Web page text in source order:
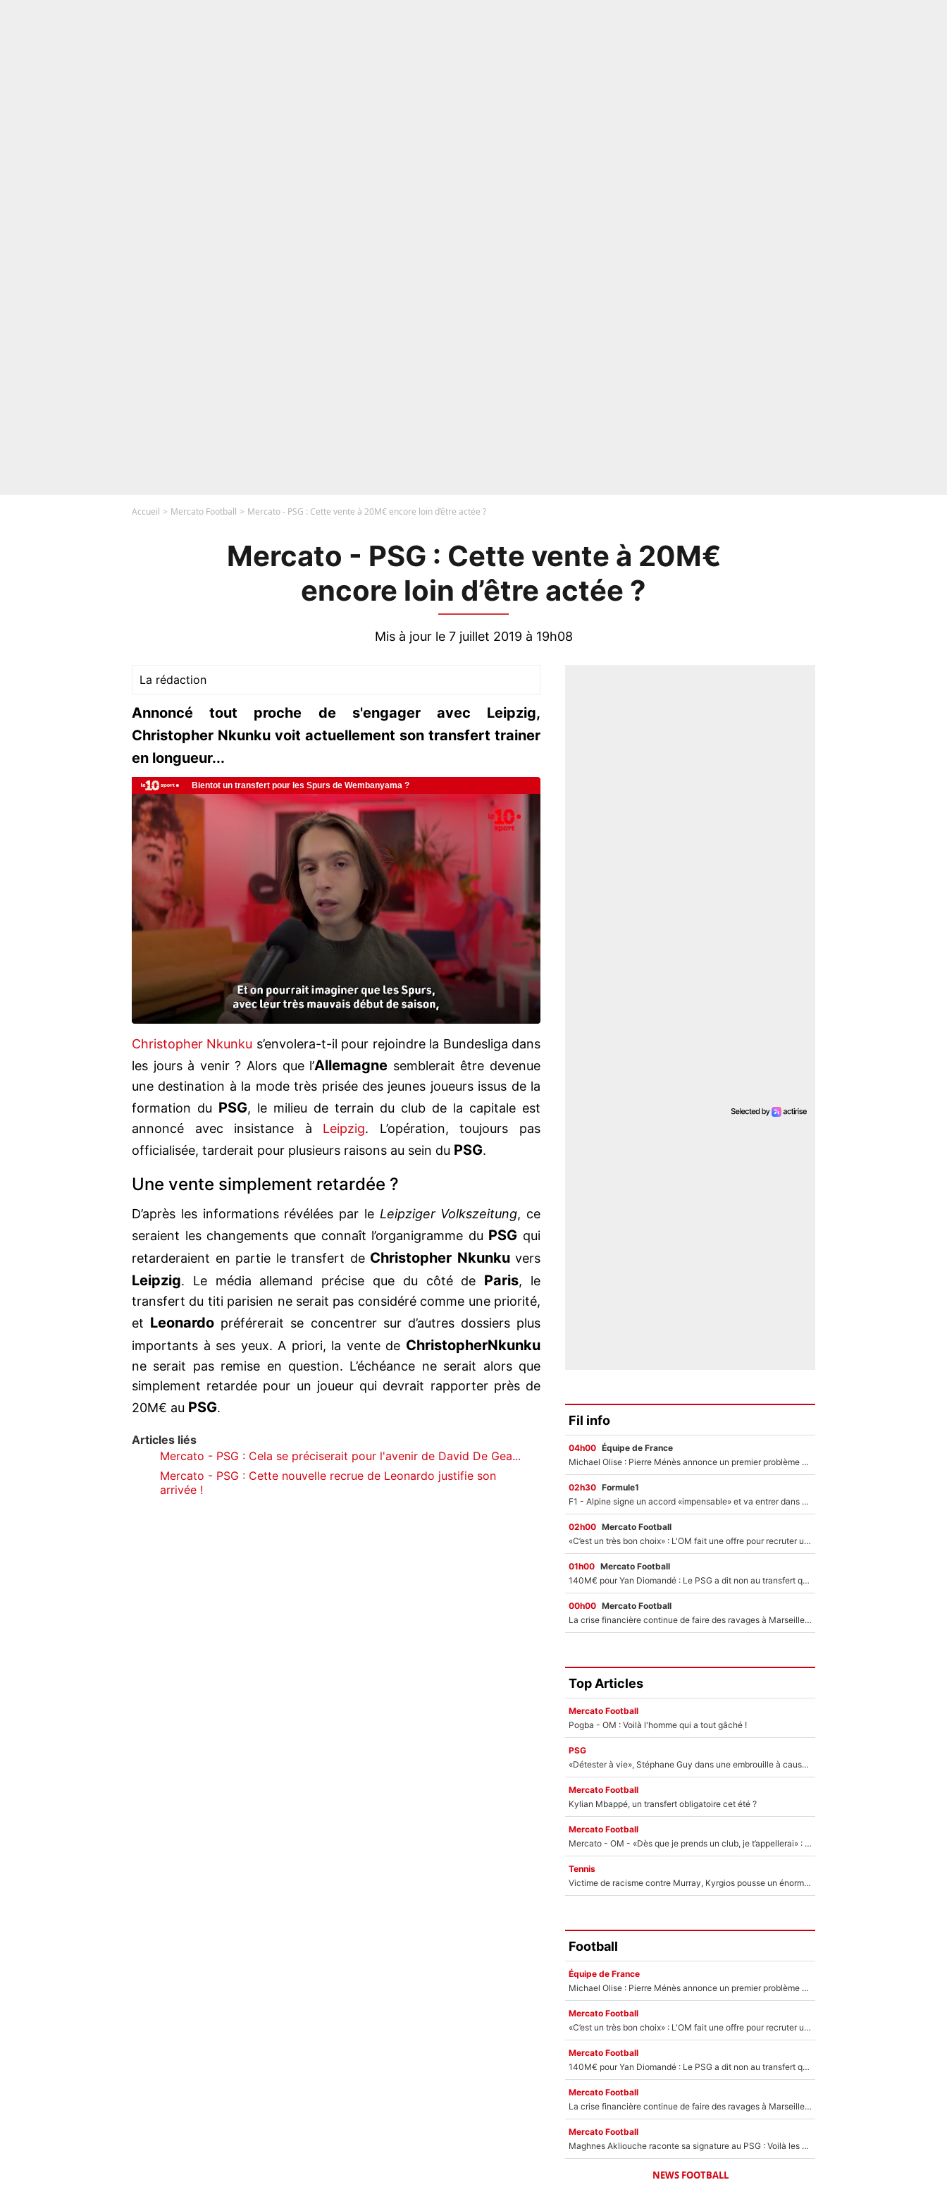
Accueil Mercato Football Mercato - PSG : Cette vente à 20M€ encore loin d’être actée ?
Mercato - PSG : Cette vente à 20M€
encore loin d’être actée ?
Mis à jour le 7 juillet 2019 à 19h08
La rédaction
Annoncé tout proche de s'engager avec Leipzig,
Christopher Nkunku voit actuellement son transfert trainer
en longueur...
Christopher Nkunku s’envolera-t-il pour rejoindre la Bundesliga dans
les jours à venir ? Alors que l’Allemagne semblerait être devenue
une destination à la mode très prisée des jeunes joueurs issus de la
formation du PSG, le milieu de terrain du club de la capitale est
annoncé avec insistance à Leipzig. L’opération, toujours pas
officialisée, tarderait pour plusieurs raisons au sein du PSG.
Une vente simplement retardée ?
D’après les informations révélées par le Leipziger Volkszeitung, ce
seraient les changements que connaît l’organigramme du PSG qui
retarderaient en partie le transfert de Christopher Nkunkuvers
Leipzig. Le média allemand précise que du côté de Paris, le
transfert du titi parisien ne serait pas considéré comme une priorité,
et Leonardo préférerait se concentrer sur d’autres dossiers plus
importants à ses yeux. A priori, la vente de ChristopherNkunku
ne serait pas remise en question. L’échéance ne serait alors que
simplement retardée pour un joueur qui devrait rapporter près de
20M€ au PSG.
Articles liés
Mercato - PSG : Cela se préciserait pour l'avenir de David De Gea...
Mercato - PSG : Cette nouvelle recrue de Leonardo justifie son
arrivée !
Fil info
04h00 Équipe de France
Michael Olise : Pierre Ménès annonce un premier problème pour Zinedine Zidane en équipe de France
02h30 Formule1
F1 - Alpine signe un accord «impensable» et va entrer dans une nouvelle dimension : Grande nouvelle pour Pierre Gasly !
02h00 Mercato Football
«C’est un très bon choix» : L'OM fait une offre pour recruter un ancien joueur du PSG... et c'est validé dans l'After Foot !
01h00 Mercato Football
140M€ pour Yan Diomandé : Le PSG a dit non au transfert qui bat tous les records sur le mercato
00h00 Mercato Football
La crise financière continue de faire des ravages à Marseille : L’OM a placé 12 joueurs sur le marché des transferts… et ça pourrait lui rapporter près de 100M€ !
Top Articles
Mercato Football
Pogba - OM : Voilà l'homme qui a tout gâché !
PSG
«Détester à vie», Stéphane Guy dans une embrouille à cause du PSG !
Mercato Football
Kylian Mbappé, un transfert obligatoire cet été ?
Mercato Football
Mercato - OM - «Dès que je prends un club, je t’appellerai» : La promesse de Marcelino au moment de claquer la porte
Tennis
Victime de racisme contre Murray, Kyrgios pousse un énorme coup de gueule !
Football
Équipe de France
Michael Olise : Pierre Ménès annonce un premier problème pour Zinedine Zidane en équipe de France
Mercato Football
«C’est un très bon choix» : L'OM fait une offre pour recruter un ancien joueur du PSG... et c'est validé dans l'After Foot !
Mercato Football
140M€ pour Yan Diomandé : Le PSG a dit non au transfert qui bat tous les records sur le mercato
Mercato Football
La crise financière continue de faire des ravages à Marseille : L’OM a placé 12 joueurs sur le marché des transferts… et ça pourrait lui rapporter près de 100M€ !
Mercato Football
Maghnes Akliouche raconte sa signature au PSG : Voilà les coulisses de son transfert de rêve à 50M€
NEWS FOOTBALL